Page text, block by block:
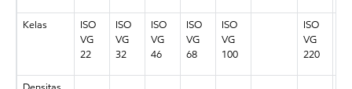
Kelas
ISO
VG
22
ISO
VG
32
ISO
VG
46
ISO
VG
68
ISO
VG
100
ISO
VG
220